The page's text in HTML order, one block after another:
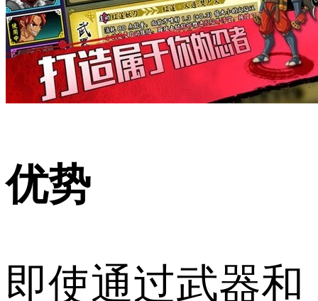
优势
即使通过武器和